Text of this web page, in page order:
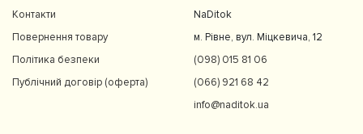
Контакти
Повернення товару
Політика безпеки
Публічний договір (оферта)
NaDitok
м. Рівне, вул. Міцкевича, 12
(098) 015 81 06
(066) 921 68 42
info@naditok.ua